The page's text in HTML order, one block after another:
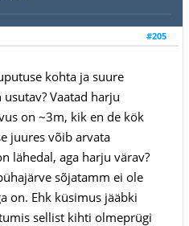
#205
kohta ja suure
Vaatad harju
on ~3m, kik en de kök
juures võib arvata
lähedal, aga harju värav?
sõjatamm ei ole
on. Ehk küsimus jääbki
sellist kihti olmeprügi